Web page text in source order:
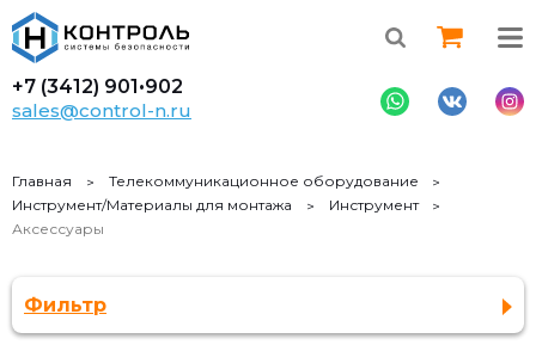
+7 (3412) 901•902
sales@control-n.ru
Главная
Телекоммуникационное оборудование
Инструмент/Материалы для монтажа
Инструмент
Аксессуары
Фильтр